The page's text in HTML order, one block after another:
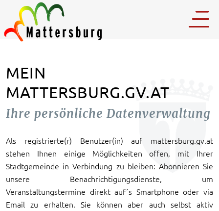
MEIN
MATTERSBURG.GV.AT
Ihre persönliche Datenverwaltung
Als registrierte(r) Benutzer(in) auf mattersburg.gv.at
stehen Ihnen einige Möglichkeiten offen, mit Ihrer
Stadtgemeinde in Verbindung zu bleiben: Abonnieren Sie
unsere Benachrichtigungsdienste, um
Veranstaltungstermine direkt auf´s Smartphone oder via
Email zu erhalten. Sie können aber auch selbst aktiv